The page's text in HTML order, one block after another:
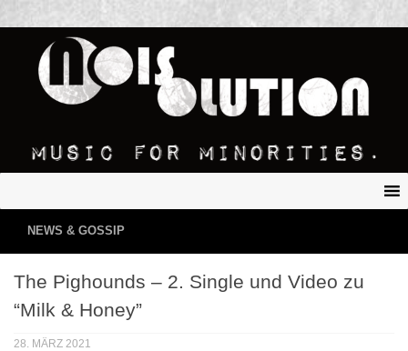
NEWS & GOSSIP
The Pighounds – 2. Single und Video zu
“Milk & Honey”
28. MÄRZ 2021